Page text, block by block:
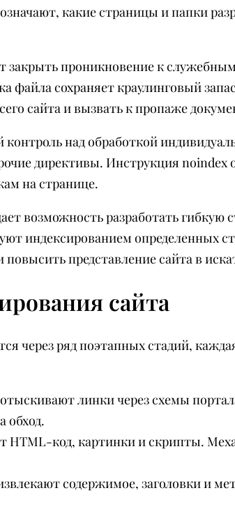
какие страницы и папки
проникновение к
файла сохраняет краулинговый
сайта и вызвать к пропаже
над обработкой
директивы. Инструкция noindex
на странице.
возможность разработать
индексированием определенных
представление сайта в
сайта
через ряд поэтапных стадий,
линки через схемы
обход.
код, картинки и скрипты.
содержимое, заголовки и